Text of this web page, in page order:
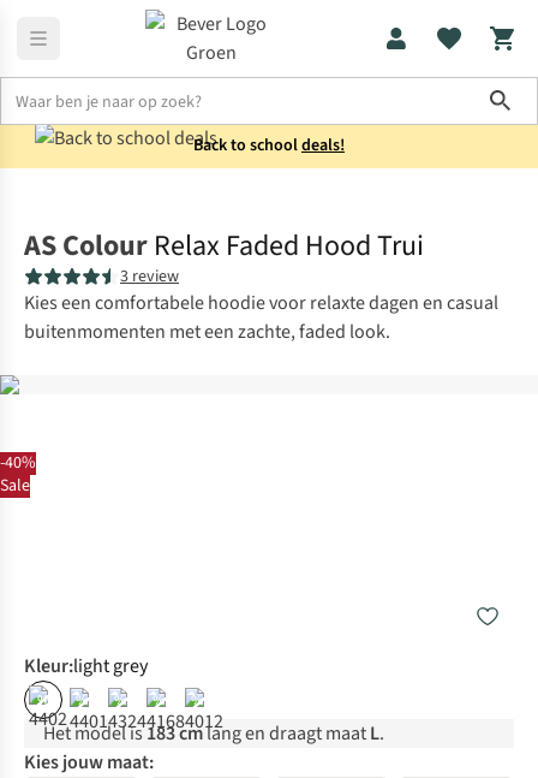
Back to schooldeals!
-40%
Sale
AS Colour Relax Faded Hood Trui
3 review
Kies een comfortabele hoodie voor relaxte dagen en casual
buitenmomenten met een zachte, faded look.
Kleur:light grey
% % % % %
Het model is183 cmlang en draagt maatL.
Kies jouw maat: